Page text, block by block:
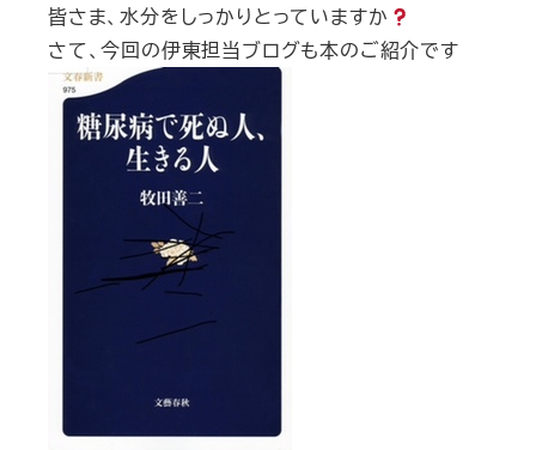
皆さま、水分をしっかりとっていますか
さて、今回の伊東担当ブログも本のご紹介です